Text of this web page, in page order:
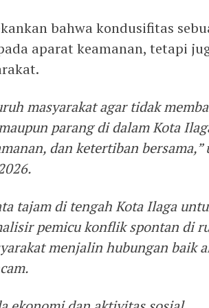
bahwa kondusifitas
aparat keamanan, tetapi
masyarakat agar tidak
parang di dalam Kota
dan ketertiban bersama,”
tajam di tengah Kota Ilaga
pemicu konflik spontan di
menjalin hubungan baik